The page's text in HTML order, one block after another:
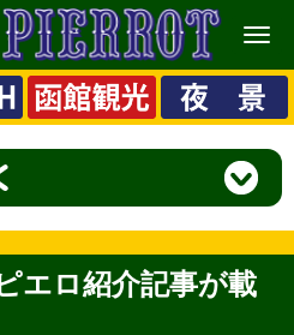
メ
ニ
ュ
ー
エロ紹介記事が載